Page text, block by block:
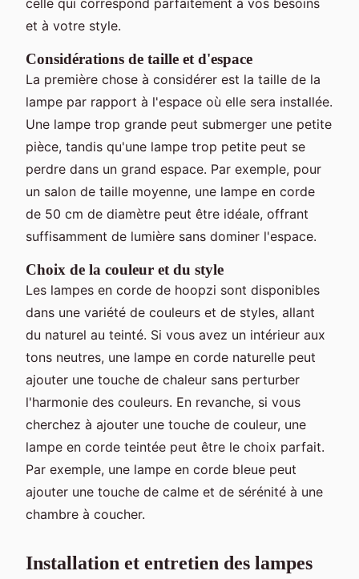
et à votre style.
Considérations de taille et d'espace
La première chose à considérer est la taille de la
lampe par rapport à l'espace où elle sera installée.
Une lampe trop grande peut submerger une petite
pièce, tandis qu'une lampe trop petite peut se
perdre dans un grand espace. Par exemple, pour
un salon de taille moyenne, une lampe en corde
de 50 cm de diamètre peut être idéale, offrant
suffisamment de lumière sans dominer l'espace.
Choix de la couleur et du style
Les lampes en corde de hoopzi sont disponibles
dans une variété de couleurs et de styles, allant
du naturel au teinté. Si vous avez un intérieur aux
tons neutres, une lampe en corde naturelle peut
ajouter une touche de chaleur sans perturber
l'harmonie des couleurs. En revanche, si vous
cherchez à ajouter une touche de couleur, une
lampe en corde teintée peut être le choix parfait.
Par exemple, une lampe en corde bleue peut
ajouter une touche de calme et de sérénité à une
chambre à coucher.
Installation et entretien des lampes